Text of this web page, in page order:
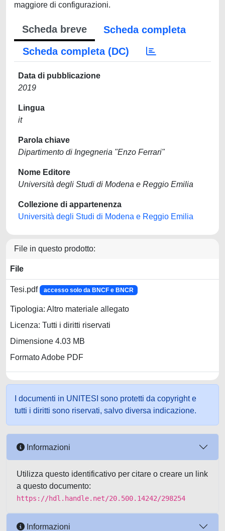
maggiore di configurazioni.
Scheda breve
Scheda completa
Scheda completa (DC)
Data di pubblicazione
2019
Lingua
it
Parola chiave
Dipartimento di Ingegneria "Enzo Ferrari"
Nome Editore
Università degli Studi di Modena e Reggio Emilia
Collezione di appartenenza
Università degli Studi di Modena e Reggio Emilia
File in questo prodotto:
File
Tesi.pdf accesso solo da BNCF e BNCR
Tipologia: Altro materiale allegato
Licenza: Tutti i diritti riservati
Dimensione 4.03 MB
Formato Adobe PDF
I documenti in UNITESI sono protetti da copyright e
tutti i diritti sono riservati, salvo diversa indicazione.
Informazioni
Utilizza questo identificativo per citare o creare un link
a questo documento:
https://hdl.handle.net/20.500.14242/298254
Informazioni